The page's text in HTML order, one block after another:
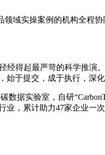
域实操案例的机构全程
经得起最严苛的科学推
于提交，成于执行，深化
据实验室，自研
，累计助力47家企业